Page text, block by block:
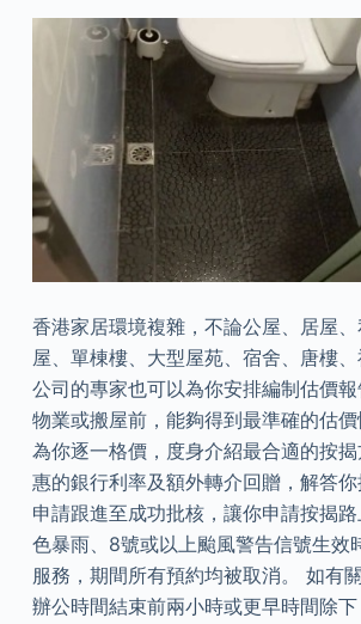
香港家居環境複雜，不論公屋、居屋
屋、單棟樓、大型屋苑、宿舍、唐樓
公司的專家也可以為你安排編制估價
物業或搬屋前，能夠得到最準確的估
為你逐一格價，度身介紹最合適的按
惠的銀行利率及額外轉介回贈，解答
申請跟進至成功批核，讓你申請按揭
色暴雨、8號或以上颱風警告信號生效
服務，期間所有預約均被取消。 如有
辦公時間結束前兩小時或更早時間除